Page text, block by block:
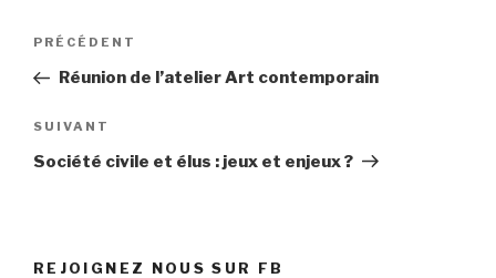
Navigation
l’article
Article
précédent
PRÉCÉDENT
Réunion de l’atelier Art contemporain
Article
suivant
SUIVANT
Société civile et élus : jeux et enjeux ?
REJOIGNEZ NOUS SUR FB